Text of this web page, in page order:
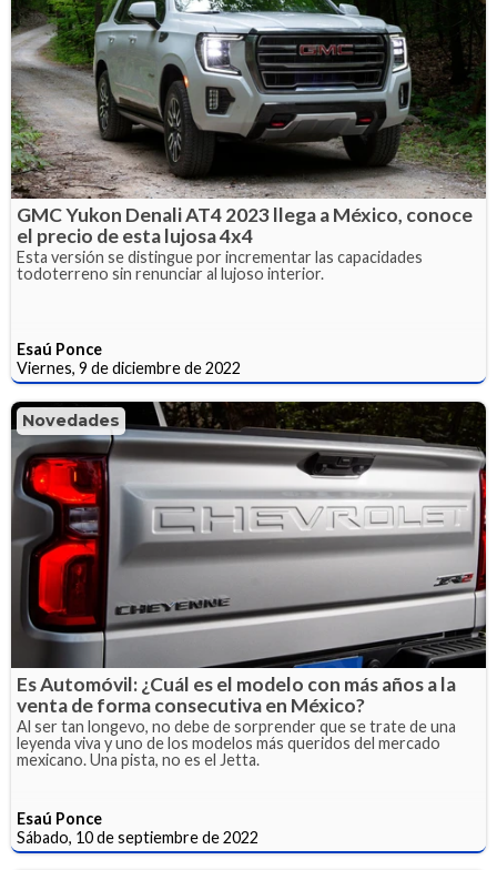
GMC Yukon Denali AT4 2023 llega a México, conoce
el precio de esta lujosa 4x4
Esta versión se distingue por incrementar las capacidades
todoterreno sin renunciar al lujoso interior.
Esaú Ponce
Viernes, 9 de diciembre de 2022
Novedades
Es Automóvil: ¿Cuál es el modelo con más años a la
venta de forma consecutiva en México?
Al ser tan longevo, no debe de sorprender que se trate de una
leyenda viva y uno de los modelos más queridos del mercado
mexicano. Una pista, no es el Jetta.
Esaú Ponce
Sábado, 10 de septiembre de 2022